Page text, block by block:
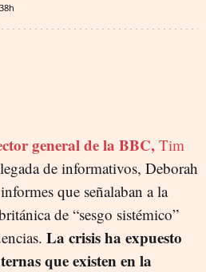
general de la BBC, Tim
de informativos, Deborah
que señalaban a la
de “sesgo sistémico”
La crisis ha expuesto
que existen en la